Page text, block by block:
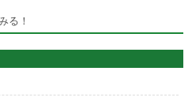
る！